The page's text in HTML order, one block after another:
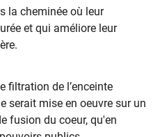
la cheminée où leur
et qui améliore leur
filtration de l’enceinte
serait mise en oeuvre sur un
fusion du coeur, qu'en